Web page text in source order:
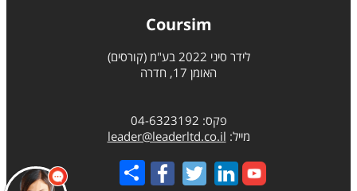
Coursim
לידר סיני 2022 בע"מ (קורסים)
האומן 17, חדרה
פקס: 04-6323192
מייל: leader@leaderltd.co.il
Share